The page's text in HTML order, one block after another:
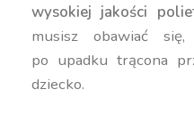
wysokiej jakości
musisz obawiać
po upadku trącona
dziecko.